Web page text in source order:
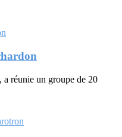
réunie un groupe de 20